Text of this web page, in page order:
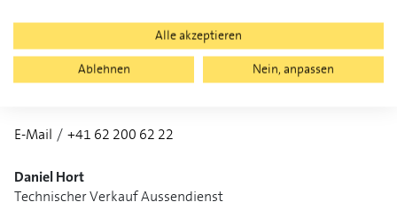
+41 62 200 62 00
Felix Reber
E-Mail / +41 62 200 62 22
Daniel Hort
Technischer Verkauf Aussendienst
Alle akzeptieren
Ablehnen
Nein, anpassen